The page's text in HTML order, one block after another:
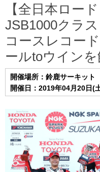
ポイントランキング
【全日本ロー
JSB1000クラ
コースレコー
ールtoウインを
開催場所：鈴鹿サーキット
開催日：2019年04月20日(